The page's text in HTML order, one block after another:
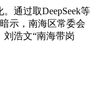
通过取DeepSeek等
示，南海区常委会
刘浩文“南海带岗